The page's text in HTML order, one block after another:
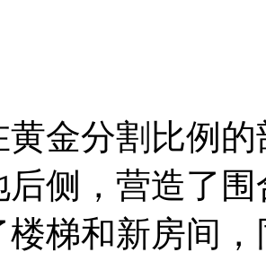
黄金分割比例
后侧，营造了
楼梯和新房间